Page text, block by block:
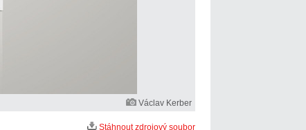
Václav Kerber
Stáhnout zdrojový soubor